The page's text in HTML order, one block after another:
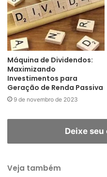
Máquina de Dividendos:
Maximizando
Investimentos para
Geração de Renda Passiva
9 de novembro de 2023
Deixe
Veja também